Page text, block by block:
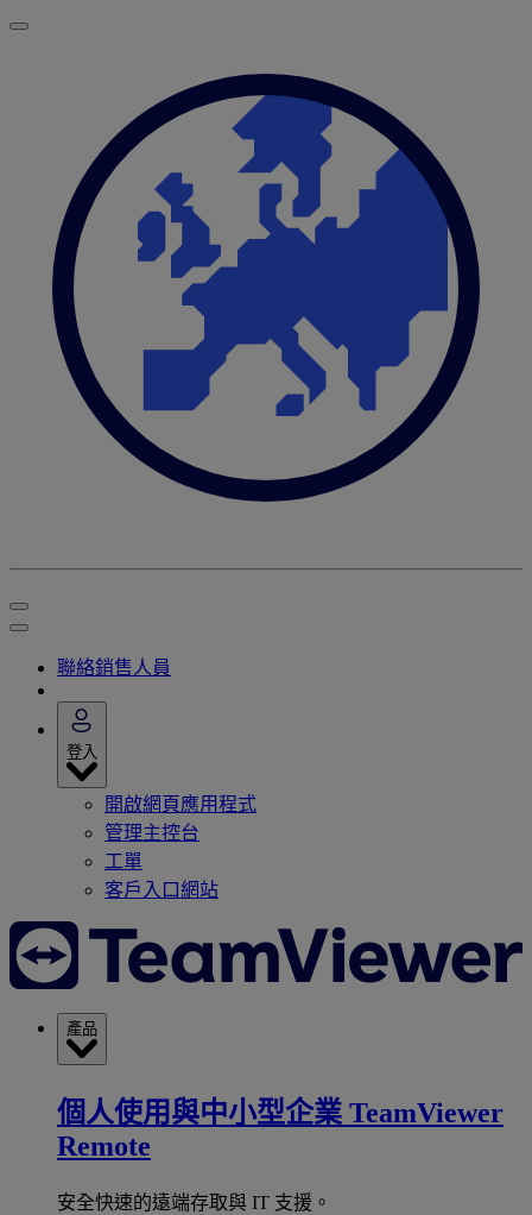
聯絡銷售人員
登入
開啟網頁應用程式
管理主控台
工單
客戶入口網站
產品
個人使用與中小型企業 TeamViewer
Remote
安全快速的遠端存取與 IT 支援。